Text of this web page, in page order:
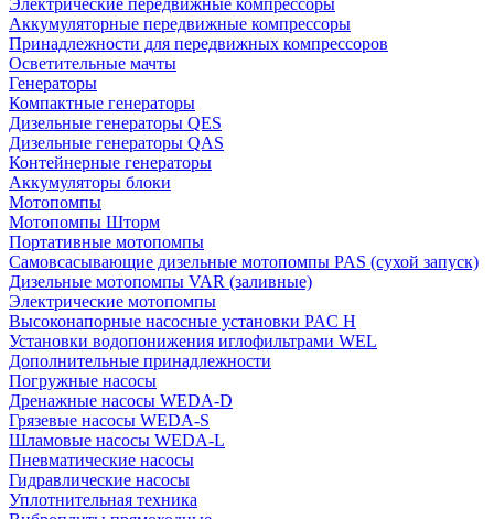
Электрические передвижные компрессоры
Аккумуляторные передвижные компрессоры
Принадлежности для передвижных компрессоров
Осветительные мачты
Генераторы
Компактные генераторы
Дизельные генераторы QES
Дизельные генераторы QAS
Контейнерные генераторы
Аккумуляторы блоки
Мотопомпы
Мотопомпы Шторм
Портативные мотопомпы
Самовсасывающие дизельные мотопомпы PAS (сухой запуск)
Дизельные мотопомпы VAR (заливные)
Электрические мотопомпы
Высоконапорные насосные установки PAC H
Установки водопонижения иглофильтрами WEL
Дополнительные принадлежности
Погружные насосы
Дренажные насосы WEDA-D
Грязевые насосы WEDA-S
Шламовые насосы WEDA-L
Пневматические насосы
Гидравлические насосы
Уплотнительная техника